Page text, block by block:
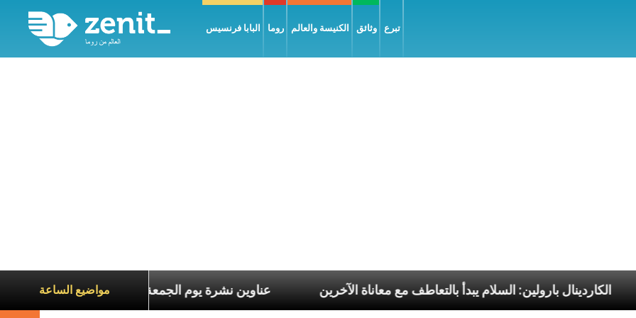
البابا فرنسيس روما الكنيسة والعالم وثائق تبرع
مواضيع الساعةعناوين نشرة يوم الجمعة 7 آب 2026: السلام يُبنى بصبر يومًا بعد يوم الكاردينال بارولين: السلام يبدأ بالتعاطف مع معاناة الآخرين